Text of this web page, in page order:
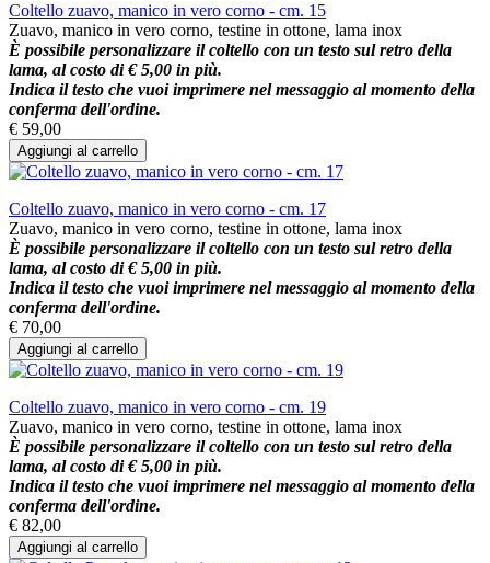
Coltello zuavo, manico in vero corno - cm. 15
Zuavo, manico in vero corno, testine in ottone, lama inox
È possibile personalizzare il coltello con un testo sul retro della
lama, al costo di € 5,00 in più.
Indica il testo che vuoi imprimere nel messaggio al momento della
conferma dell'ordine.
€ 59,00
Aggiungi al carrello
Coltello zuavo, manico in vero corno - cm. 17
Zuavo, manico in vero corno, testine in ottone, lama inox
È possibile personalizzare il coltello con un testo sul retro della
lama, al costo di € 5,00 in più.
Indica il testo che vuoi imprimere nel messaggio al momento della
conferma dell'ordine.
€ 70,00
Aggiungi al carrello
Coltello zuavo, manico in vero corno - cm. 19
Zuavo, manico in vero corno, testine in ottone, lama inox
È possibile personalizzare il coltello con un testo sul retro della
lama, al costo di € 5,00 in più.
Indica il testo che vuoi imprimere nel messaggio al momento della
conferma dell'ordine.
€ 82,00
Aggiungi al carrello